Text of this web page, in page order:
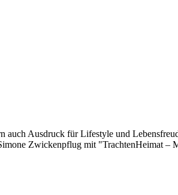
Ausdruck für Lifestyle und
Zwickenpflug mit "TrachtenHeimat –